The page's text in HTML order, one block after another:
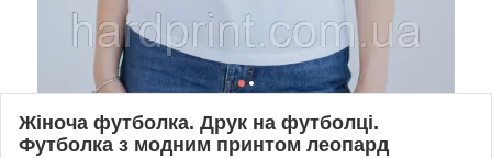
Жіноча футболка. Друк на футболці.
Футболка з модним принтом леопард